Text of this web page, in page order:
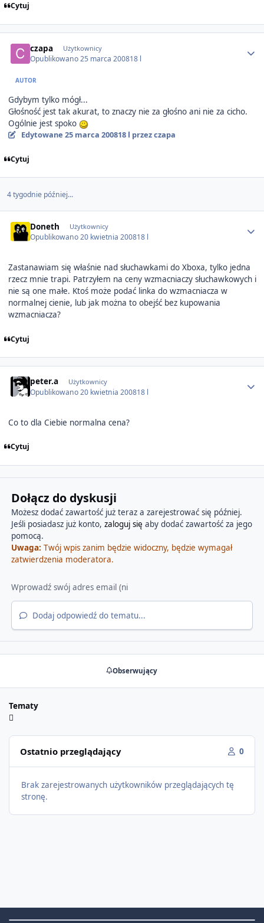
Cytuj
czapa Użytkownicy
Opublikowano25 marca 200818 l
AUTOR
Gdybym tylko mógł...
Głośność jest tak akurat, to znaczy nie za głośno ani nie za cicho.
Ogólnie jest spoko
Edytowane 25 marca 200818 l przez czapa
Cytuj
4 tygodnie później...
Doneth Użytkownicy
Opublikowano20 kwietnia 200818 l
Zastanawiam się właśnie nad słuchawkami do Xboxa, tylko jedna
rzecz mnie trapi. Patrzyłem na ceny wzmacniaczy słuchawkowych i
nie są one małe. Ktoś może podać linka do wzmacniacza w
normalnej cienie, lub jak można to obejść bez kupowania
wzmacniacza?
Cytuj
peter.a Użytkownicy
Opublikowano20 kwietnia 200818 l
Co to dla Ciebie normalna cena?
Cytuj
Dołącz do dyskusji
Możesz dodać zawartość już teraz a zarejestrować się później.
Jeśli posiadasz już konto, zaloguj się aby dodać zawartość za jego
pomocą.
Uwaga: Twój wpis zanim będzie widoczny, będzie wymagał
zatwierdzenia moderatora.
Dodaj odpowiedź do tematu...
Obserwujący
Tematy
Ostatnio przeglądający 0
Brak zarejestrowanych użytkowników przeglądających tę
stronę.